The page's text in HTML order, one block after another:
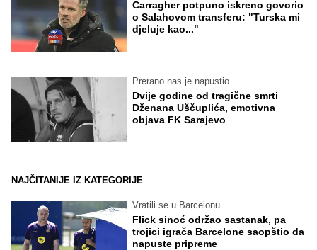
Carragher potpuno iskreno govorio
o Salahovom transferu: "Turska mi
djeluje kao..."
Prerano nas je napustio
Dvije godine od tragične smrti
Dženana Uščuplića, emotivna
objava FK Sarajevo
NAJČITANIJE IZ KATEGORIJE
Vratili se u Barcelonu
Flick sinoć održao sastanak, pa
trojici igrača Barcelone saopštio da
napuste pripreme